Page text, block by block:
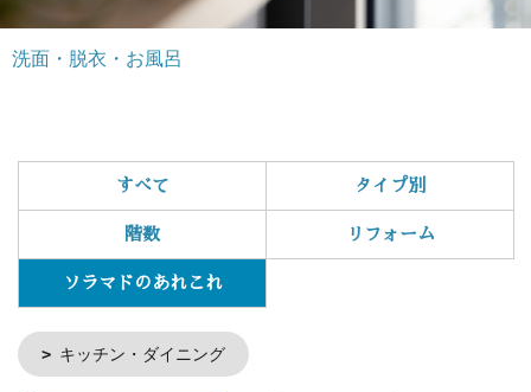
洗面・脱衣・お風呂
すべて タイプ別
階数 リフォーム
ソラマドのあれこれ
キッチン・ダイニング